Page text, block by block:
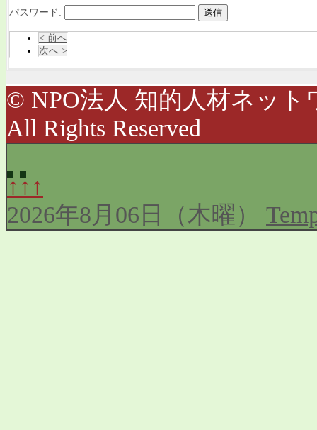
パスワード:
< 前へ
次へ >
© NPO法人 知的人材ネット
All Rights Reserved
↑↑↑
2026年8月06日（木曜）